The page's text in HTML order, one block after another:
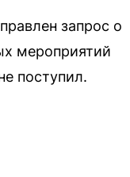
запрос о
мероприятий
поступил.